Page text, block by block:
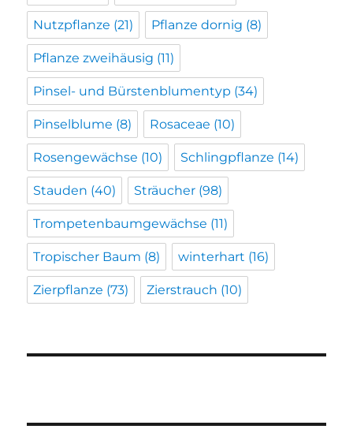
Nutzpflanze (21) Pflanze dornig (8)
Pflanze zweihäusig (11)
Pinsel- und Bürstenblumentyp (34)
Pinselblume (8) Rosaceae (10)
Rosengewächse (10) Schlingpflanze (14)
Stauden (40) Sträucher (98)
Trompetenbaumgewächse (11)
Tropischer Baum (8) winterhart (16)
Zierpflanze (73) Zierstrauch (10)